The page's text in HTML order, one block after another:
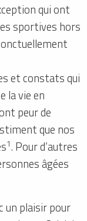
qui ont
sportives hors
et constats qui
la vie en
peur de
que nos
1. Pour d’autres
âgées
un plaisir pour